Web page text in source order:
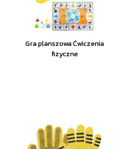
Gra planszowa Ćwiczenia
fizyczne